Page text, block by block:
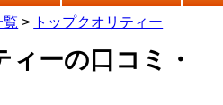
覧 > トップクオリティー
ィーの口コミ・